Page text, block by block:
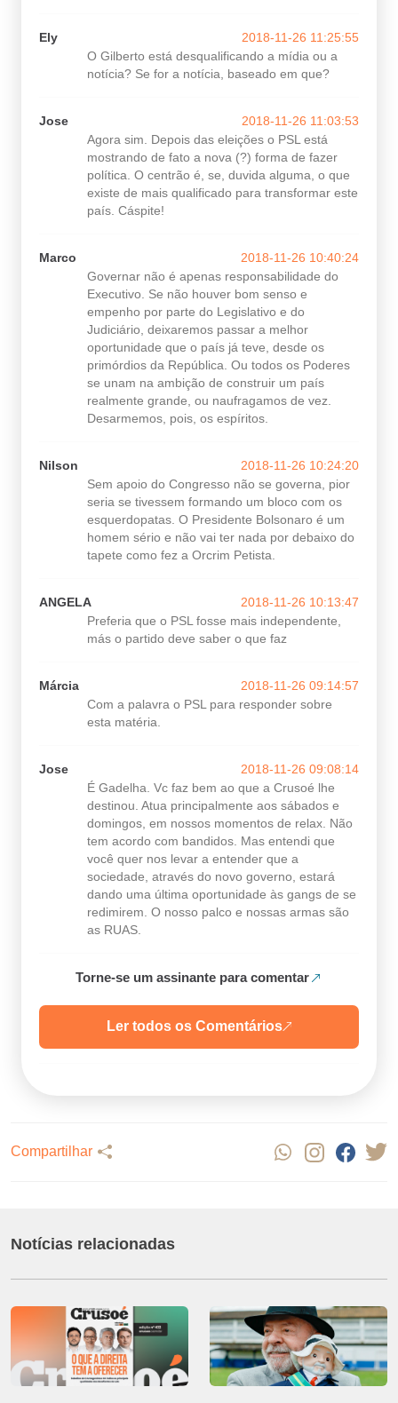
Ely
2018-11-26 11:25:55
O Gilberto está desqualificando a mídia ou a
notícia? Se for a notícia, baseado em que?
Jose
2018-11-26 11:03:53
Agora sim. Depois das eleições o PSL está
mostrando de fato a nova (?) forma de fazer
política. O centrão é, se, duvida alguma, o que
existe de mais qualificado para transformar este
país. Cáspite!
Marco
2018-11-26 10:40:24
Governar não é apenas responsabilidade do
Executivo. Se não houver bom senso e
empenho por parte do Legislativo e do
Judiciário, deixaremos passar a melhor
oportunidade que o país já teve, desde os
primórdios da República. Ou todos os Poderes
se unam na ambição de construir um país
realmente grande, ou naufragamos de vez.
Desarmemos, pois, os espíritos.
Nilson
2018-11-26 10:24:20
Sem apoio do Congresso não se governa, pior
seria se tivessem formando um bloco com os
esquerdopatas. O Presidente Bolsonaro é um
homem sério e não vai ter nada por debaixo do
tapete como fez a Orcrim Petista.
ANGELA
2018-11-26 10:13:47
Preferia que o PSL fosse mais independente,
más o partido deve saber o que faz
Márcia
2018-11-26 09:14:57
Com a palavra o PSL para responder sobre
esta matéria.
Jose
2018-11-26 09:08:14
É Gadelha. Vc faz bem ao que a Crusoé lhe
destinou. Atua principalmente aos sábados e
domingos, em nossos momentos de relax. Não
tem acordo com bandidos. Mas entendi que
você quer nos levar a entender que a
sociedade, através do novo governo, estará
dando uma última oportunidade às gangs de se
redimirem. O nosso palco e nossas armas são
as RUAS.
Torne-se um assinante para comentar
Ler todos os Comentários
Compartilhar
Notícias relacionadas